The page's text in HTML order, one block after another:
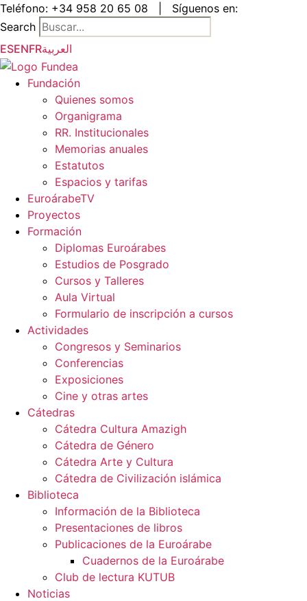
Saltar
al
contenido
Teléfono: +34 958 20 65 08
Síguenos en:
Search
ESENFRالعربية
Fundación
Quienes somos
Organigrama
RR. Institucionales
Memorias anuales
Estatutos
Espacios y tarifas
EuroárabeTV
Proyectos
Formación
Diplomas Euroárabes
Estudios de Posgrado
Cursos y Talleres
Aula Virtual
Formulario de inscripción a cursos
Actividades
Congresos y Seminarios
Conferencias
Exposiciones
Cine y otras artes
Cátedras
Cátedra Cultura Amazigh
Cátedra de Género
Cátedra Arte y Cultura
Cátedra de Civilización islámica
Biblioteca
Información de la Biblioteca
Presentaciones de libros
Publicaciones de la Euroárabe
Cuadernos de la Euroárabe
Club de lectura KUTUB
Noticias